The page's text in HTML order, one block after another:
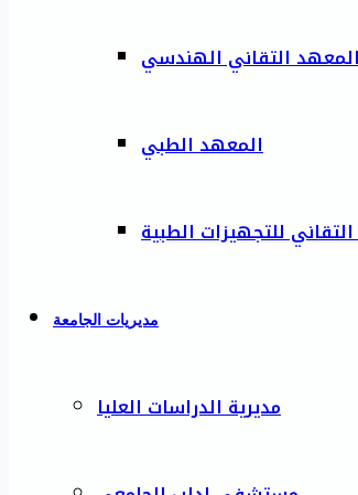
التقاني الهندسي
المعهد الطبي
للتجهيزات الطبية
مديريات الجامعة
مديرية الدراسات العليا